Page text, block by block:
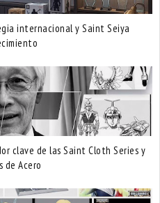
internacional y Saint Seiya
clave de las Saint Cloth Series y
de Acero